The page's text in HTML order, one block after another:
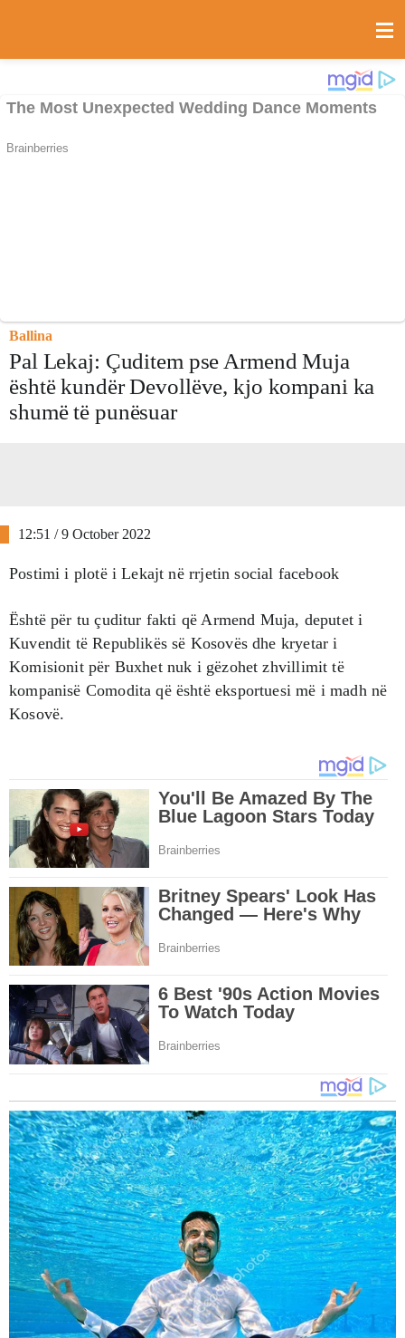
Ballina
Pal Lekaj: Çuditem pse Armend Muja
është kundër Devollëve, kjo kompani ka
shumë të punësuar
12:51 / 9 October 2022
Postimi i plotë i Lekajt në rrjetin social facebook
Është për tu çuditur fakti që Armend Muja, deputet i
Kuvendit të Republikës së Kosovës dhe kryetar i
Komisionit për Buxhet nuk i gëzohet zhvillimit të
kompanisë Comodita që është eksportuesi më i madh në
Kosovë.